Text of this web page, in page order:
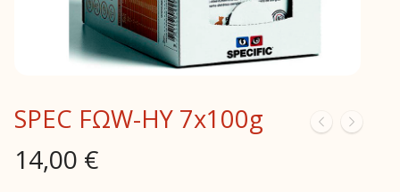
SPEC FΩW-HY 7x100g
14,00 €